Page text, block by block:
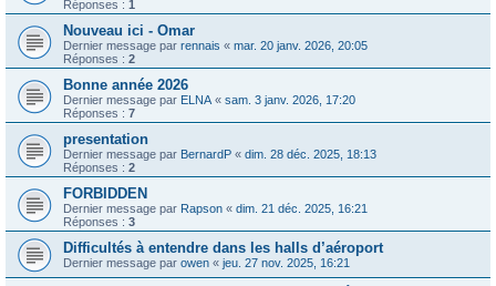
Réponses : 1
Nouveau ici - Omar
Dernier message par rennais « mar. 20 janv. 2026, 20:05
Réponses : 2
Bonne année 2026
Dernier message par ELNA « sam. 3 janv. 2026, 17:20
Réponses : 7
presentation
Dernier message par BernardP « dim. 28 déc. 2025, 18:13
Réponses : 2
FORBIDDEN
Dernier message par Rapson « dim. 21 déc. 2025, 16:21
Réponses : 3
Difficultés à entendre dans les halls d’aéroport
Dernier message par owen « jeu. 27 nov. 2025, 16:21